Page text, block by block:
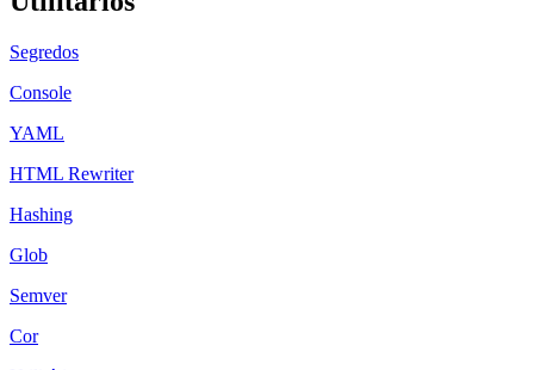
Segredos
Console
YAML
HTML Rewriter
Hashing
Glob
Semver
Cor